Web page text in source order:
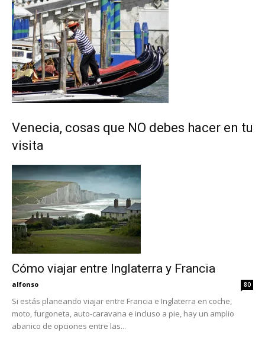
Venecia, cosas que NO debes hacer en tu
visita
Cómo viajar entre Inglaterra y Francia
alfonso 80
Si estás planeando viajar entre Francia e Inglaterra en coche,
moto, furgoneta, auto-caravana e incluso a pie, hay un amplio
abanico de opciones entre las...